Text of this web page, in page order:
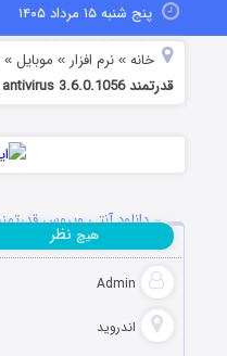
پنج شنبه ۱۵ مرداد ۱۴۰۵
خانه »نرم افزار » موبایل »
قدرتمند Norton Security antivirus 3.6.0.1056
3.6.0.1056
Admin
اندروید
هیچ نظر